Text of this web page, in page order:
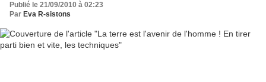
Publié le 21/09/2010 à 02:23
Par Eva R-sistons